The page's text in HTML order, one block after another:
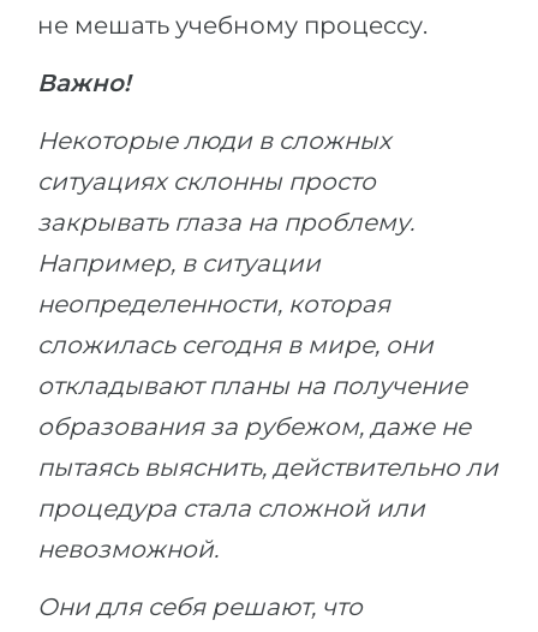
не мешать учебному процессу.
Важно!
Некоторые люди в сложных
ситуациях склонны просто
закрывать глаза на проблему.
Например, в ситуации
неопределенности, которая
сложилась сегодня в мире, они
откладывают планы на получение
образования за рубежом, даже не
пытаясь выяснить, действительно ли
процедура стала сложной или
невозможной.
Они для себя решают, что